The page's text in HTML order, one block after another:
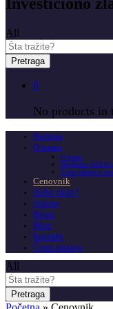
All
Pretraga
0
No products in
Početna
O nama
O nama
Insignitus GOLD
Česta pitanja o
Cenovnik
Zašto zlato?
Usluge
Berza
Blog
Kontakt
Česta pitanja
All
Pretraga